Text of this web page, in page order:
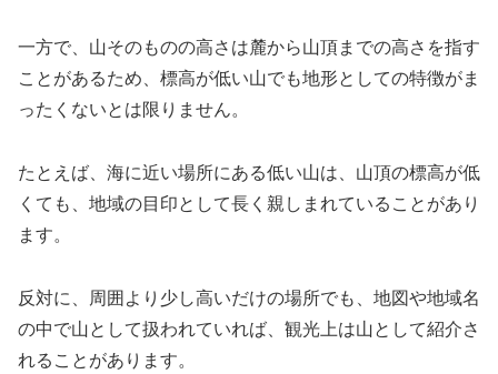
一方で、山そのものの高さは麓から山頂までの高さを指す
ことがあるため、標高が低い山でも地形としての特徴がま
ったくないとは限りません。
たとえば、海に近い場所にある低い山は、山頂の標高が低
くても、地域の目印として長く親しまれていることがあり
ます。
反対に、周囲より少し高いだけの場所でも、地図や地域名
の中で山として扱われていれば、観光上は山として紹介さ
れることがあります。